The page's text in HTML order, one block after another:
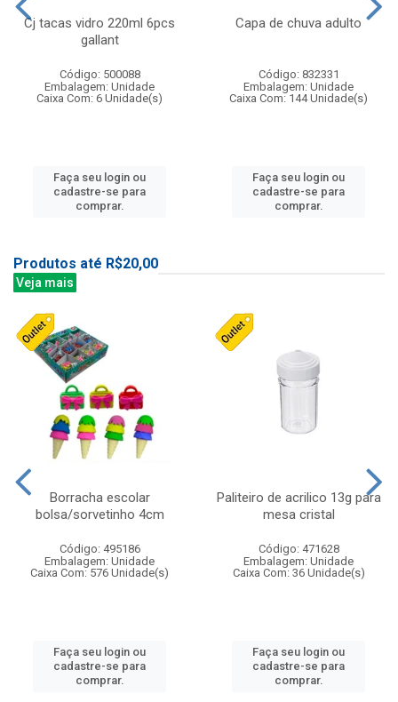
Cj tacas vidro 220ml 6pcs
gallant
Código: 500088
Embalagem: Unidade
Caixa Com: 6 Unidade(s)
Faça seu login ou
cadastre-se para
comprar.
Capa de chuva adulto
Código: 832331
Embalagem: Unidade
Caixa Com: 144 Unidade(s)
Faça seu login ou
cadastre-se para
comprar.
Produtos até R$20,00
Veja mais
Borracha escolar
bolsa/sorvetinho 4cm
Código: 495186
Embalagem: Unidade
Caixa Com: 576 Unidade(s)
Faça seu login ou
cadastre-se para
comprar.
Paliteiro de acrilico 13g para
mesa cristal
Código: 471628
Embalagem: Unidade
Caixa Com: 36 Unidade(s)
Faça seu login ou
cadastre-se para
comprar.